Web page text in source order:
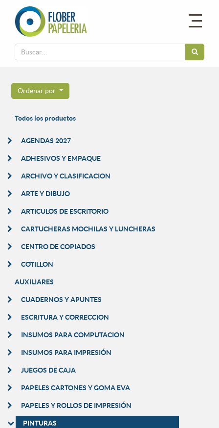
Ordenar por
Todos los productos
AGENDAS 2027
ADHESIVOS Y EMPAQUE
ARCHIVO Y CLASIFICACION
ARTE Y DIBUJO
ARTICULOS DE ESCRITORIO
CARTUCHERAS MOCHILAS Y LUNCHERAS
CENTRO DE COPIADOS
COTILLON
AUXILIARES
CUADERNOS Y APUNTES
ESCRITURA Y CORRECCION
INSUMOS PARA COMPUTACION
INSUMOS PARA IMPRESIÓN
JUEGOS DE CAJA
PAPELES CARTONES Y GOMA EVA
PAPELES Y ROLLOS DE IMPRESIÓN
PINTURAS